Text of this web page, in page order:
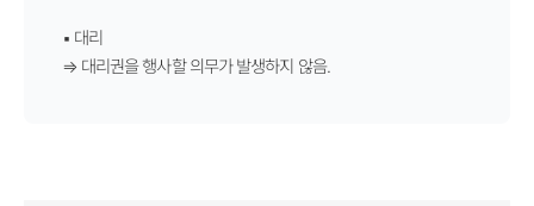
▪ 대리
⇒ 대리권을 행사할 의무가 발생하지 않음.